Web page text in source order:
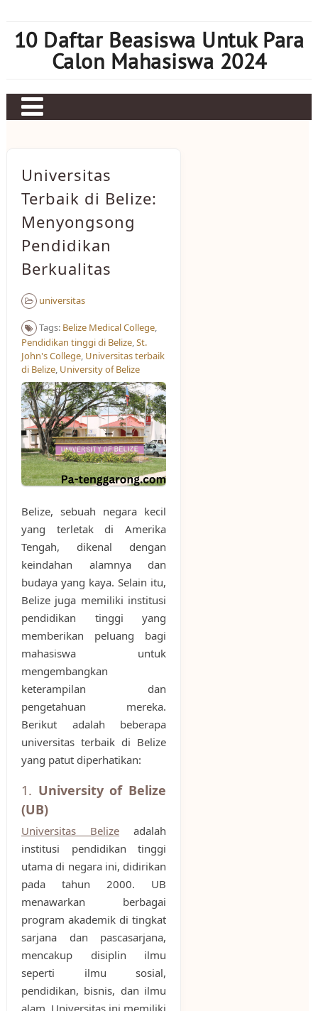
content
10 Daftar Beasiswa Untuk Para
Calon Mahasiswa 2024
Judi bola
Mahjong Ways 2
Slot Kamboja
Slot Thailand
Universitas
Terbaik di Belize:
Menyongsong
Pendidikan
Berkualitas
universitas
Tags: Belize Medical College,
Pendidikan tinggi di Belize,St.
John's College, Universitas terbaik
di Belize, University of Belize
Belize, sebuah negara kecil
yang terletak di Amerika
Tengah, dikenal dengan
keindahan alamnya dan
budaya yang kaya. Selain itu,
Belize juga memiliki institusi
pendidikan tinggi yang
memberikan peluang bagi
mahasiswa untuk
mengembangkan
keterampilan dan
pengetahuan mereka.
Berikut adalah beberapa
universitas terbaik di Belize
yang patut diperhatikan:
1. University of Belize
(UB)
Universitas Belize adalah
institusi pendidikan tinggi
utama di negara ini, didirikan
pada tahun 2000. UB
menawarkan berbagai
program akademik di tingkat
sarjana dan pascasarjana,
mencakup disiplin ilmu
seperti ilmu sosial,
pendidikan, bisnis, dan ilmu